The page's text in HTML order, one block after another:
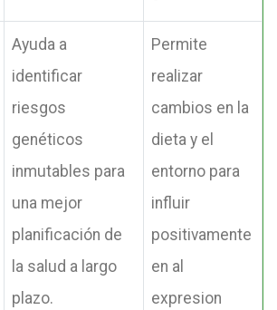
Ayuda a
identificar
riesgos
genéticos
inmutables para
una mejor
planificación de
la salud a largo
plazo.
Permite
realizar
cambios en la
dieta y el
entorno para
influir
positivamente
en al
expresion